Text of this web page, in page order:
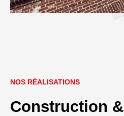
NOS RÉALISATIONS
Construction &